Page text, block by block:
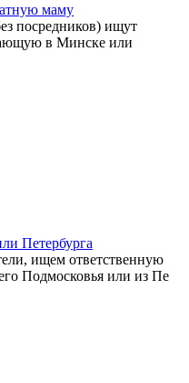
маму
посредников) ищут
в Минске или
Петербурга
ищем ответственную
Подмосковья или из Пе